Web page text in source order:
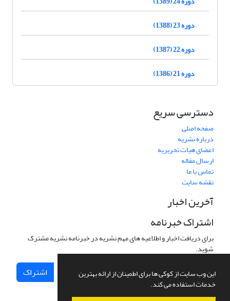
این وب سایت از کوکی ها برای اطمینان از ارائه بهترین
خدمات استفاده می کند.
دوره 23 (1388)
دوره 22 (1387)
دوره 21 (1386)
دسترسی سریع
صفحه اصلی
درباره نشریه
اعضای هیات تحریریه
ارسال مقاله
تماس با ما
نقشه سایت
آخرین اخبار
اشتراک خبرنامه
برای دریافت اخبار و اطلاعیه های مهم نشریه در خبرنامه نشریه مشترک
شوید.
اشتراک